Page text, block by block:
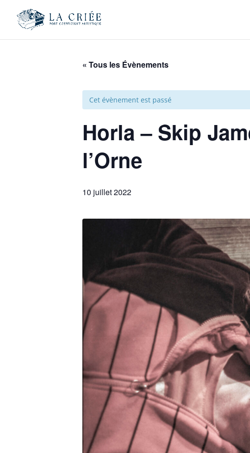
« Tous les Évènements
Cet évènement est passé
Horla – Skip
l’Orne
10 juillet 2022